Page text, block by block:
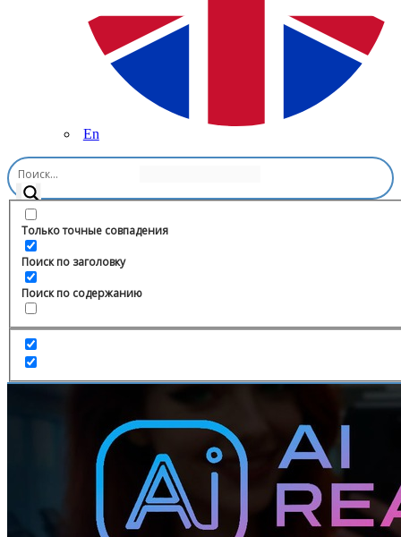
En
Только точные совпадения
Поиск по заголовку
Поиск по содержанию
Главная